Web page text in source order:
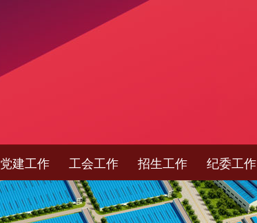
党建工作 工会工作 招生工作 纪委工作